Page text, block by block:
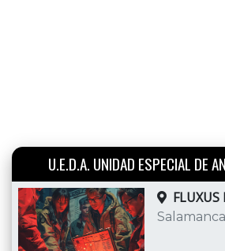
U.E.D.A. UNIDAD ESPECIAL DE
FLUXUS
Salamanca